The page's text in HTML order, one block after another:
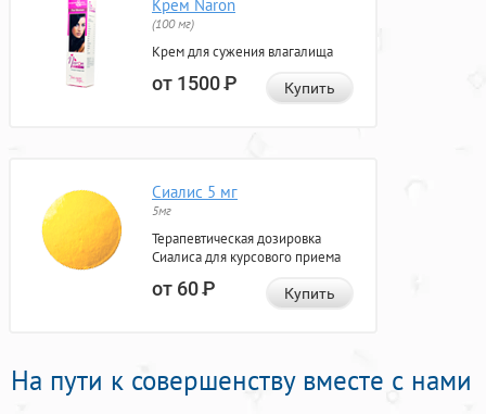
Крем Naron
(100 мг)
Крем для сужения влагалища
от 1500Р Купить
Сиалис 5 мг
5мг
Терапевтическая дозировка
Сиалиса для курсового приема
от 60Р Купить
На пути к совершенству вместе с нами